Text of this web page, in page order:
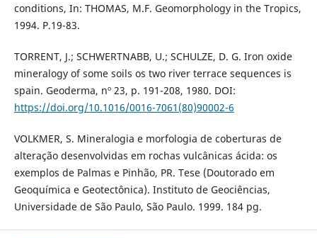
conditions, In: THOMAS, M.F. Geomorphology in the Tropics,
1994. P.19-83.
TORRENT, J.; SCHWERTNABB, U.; SCHULZE, D. G. Iron oxide
mineralogy of some soils os two river terrace sequences is
spain. Geoderma, nº 23, p. 191-208, 1980. DOI:
https://doi.org/10.1016/0016-7061(80)90002-6
VOLKMER, S. Mineralogia e morfologia de coberturas de
alteração desenvolvidas em rochas vulcânicas ácida: os
exemplos de Palmas e Pinhão, PR. Tese (Doutorado em
Geoquímica e Geotectônica). Instituto de Geociências,
Universidade de São Paulo, São Paulo. 1999. 184 pg.